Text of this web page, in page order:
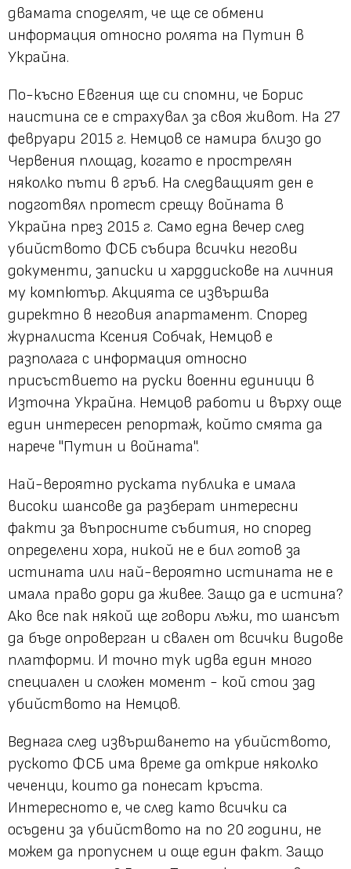
двамата споделят, че ще се обмени
информация относно ролята на Путин в
Украйна.
По-късно Евгения ще си спомни, че Борис
наистина се е страхувал за своя живот. На 27
февруари 2015 г. Немцов се намира близо до
Червения площад, когато е прострелян
няколко пъти в гръб. На следващият ден е
подготвял протест срещу войната в
Украйна през 2015 г. Само една вечер след
убийството ФСБ събира всички негови
документи, записки и харддискове на личния
му компютър. Акцията се извършва
директно в неговия апартамент. Според
журналиста Ксения Собчак, Немцов е
разполага с информация относно
присъствието на руски военни единици в
Източна Украйна. Немцов работи и върху още
един интересен репортаж, който смята да
нарече "Путин и войната".
Най-вероятно руската публика е имала
високи шансове да разберат интересни
факти за въпросните събития, но според
определени хора, никой не е бил готов за
истината или най-вероятно истината не е
имала право дори да живее. Защо да е истина?
Ако все пак някой ще говори лъжи, то шансът
да бъде опроверган и свален от всички видове
платформи. И точно тук идва един много
специален и сложен момент - кой стои зад
убийството на Немцов.
Веднага след извършването на убийството,
руското ФСБ има време да открие няколко
чеченци, които да понесат кръста.
Интересното е, че след като всички са
осъдени за убийството на по 20 години, не
можем да пропуснем и още един факт. Защо